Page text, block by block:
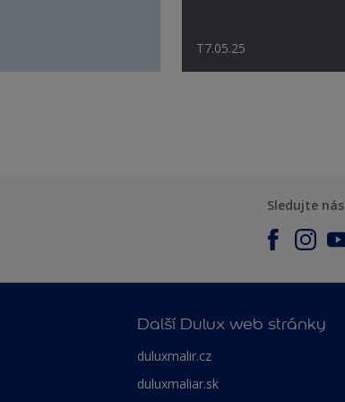
T7.05.25
Sledujte nás
Další Dulux web stránky
duluxmalir.cz
duluxmaliar.sk